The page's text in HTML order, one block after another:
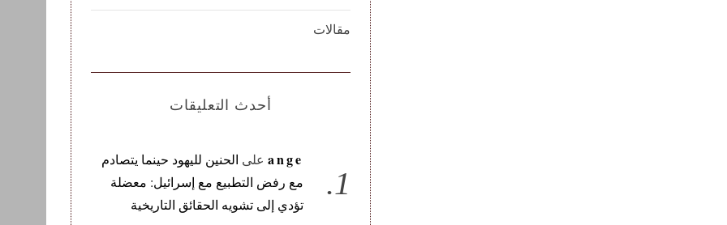
مقالات
أحدث التعليقات
ange على الحنين لليهود حينما يتصادم
مع رفض التطبيع مع إسرائيل: معضلة
تؤدي إلى تشويه الحقائق التاريخية